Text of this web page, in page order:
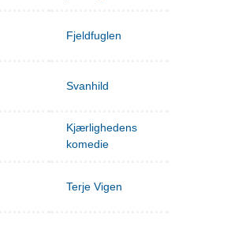
Fjeldfuglen
Svanhild
Kjærlighedens
komedie
Terje Vigen